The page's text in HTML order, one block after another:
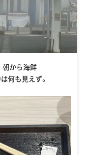
朝から海鮮
何も見えず。